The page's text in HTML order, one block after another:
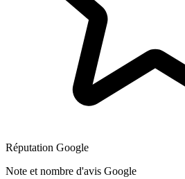
Réputation Google
Note et nombre d'avis Google